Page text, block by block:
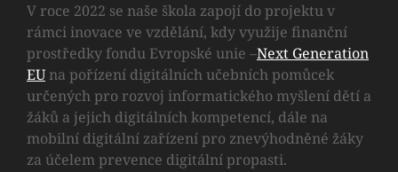
V roce 2022 se naše škola zapojí do projektu v
rámci inovace ve vzdělání, kdy využije finanční
prostředky fondu Evropské unie –Next Generation
EUna pořízení digitálních učebních pomůcek
určených pro rozvoj informatického myšlení dětí a
žáků a jejich digitálních kompetencí, dále na
mobilní digitální zařízení pro znevýhodněné žáky
za účelem prevence digitální propasti.